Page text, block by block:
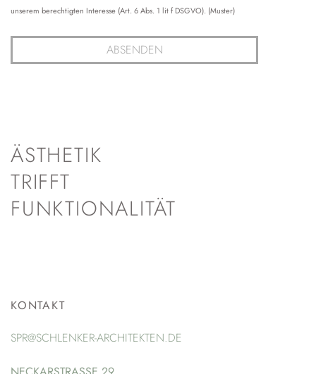
unserem berechtigten Interesse (Art. 6 Abs. 1 lit f DSGVO). (Muster)
ABSENDEN
ÄSTHETIK
TRIFFT
FUNKTIONALITÄT
KONTAKT
SPR@SCHLENKER-ARCHITEKTEN.DE